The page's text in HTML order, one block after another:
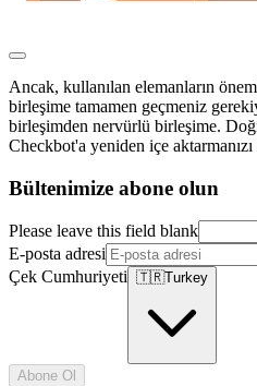
Ancak, kullanılan elemanların
birleşime tamamen geçmeniz
birleşimden nervürlü birleşime.
Checkbot'a yeniden içe
Bültenimize abone olun
Please leave this field blank
E-posta adresi
Çek Cumhuriyeti 🇹🇷Turkey
Abone Ol